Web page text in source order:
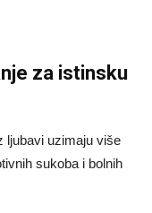
za istinsku
ljubavi uzimaju više
sukoba i bolnih